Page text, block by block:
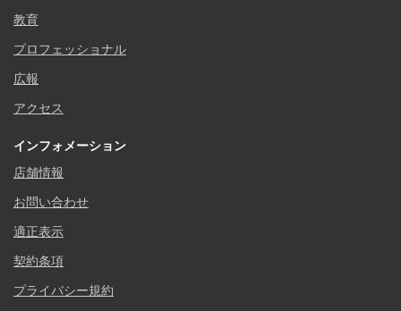
教育
プロフェッショナル
広報
アクセス
インフォメーション
店舗情報
お問い合わせ
適正表示
契約条項
プライバシー規約